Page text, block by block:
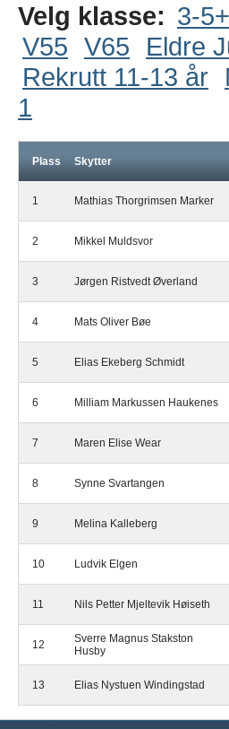
Velg klasse: 3-
V55 V65
Eldre
Rekrutt 11-13 år
1
Plass Skytter
1 Mathias Thorgrimsen Marker
2 Mikkel Muldsvor
3 Jørgen Ristvedt Øverland
4 Mats Oliver Bøe
5 Elias Ekeberg Schmidt
6 Milliam Markussen Haukenes
7 Maren Elise Wear
8 Synne Svartangen
9 Melina Kalleberg
10 Ludvik Elgen
11 Nils Petter Mjeltevik Høiseth
12
Sverre Magnus Stakston
Husby
13 Elias Nystuen Windingstad